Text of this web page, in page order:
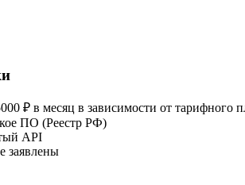
₽ в месяц в зависимости от тарифного
ПО (Реестр РФ)
API
заявлены